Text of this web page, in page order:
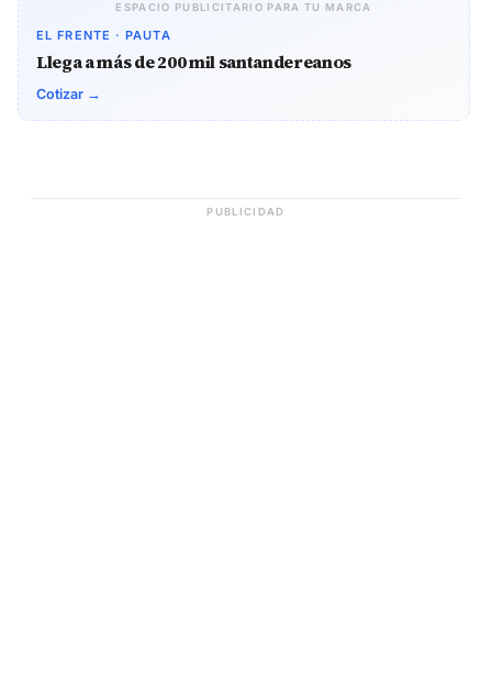
ESPACIO PUBLICITARIO PARA TU MARCA
EL FRENTE · PAUTA
Llega a más de 200 mil santandereanos
Cotizar →
PUBLICIDAD